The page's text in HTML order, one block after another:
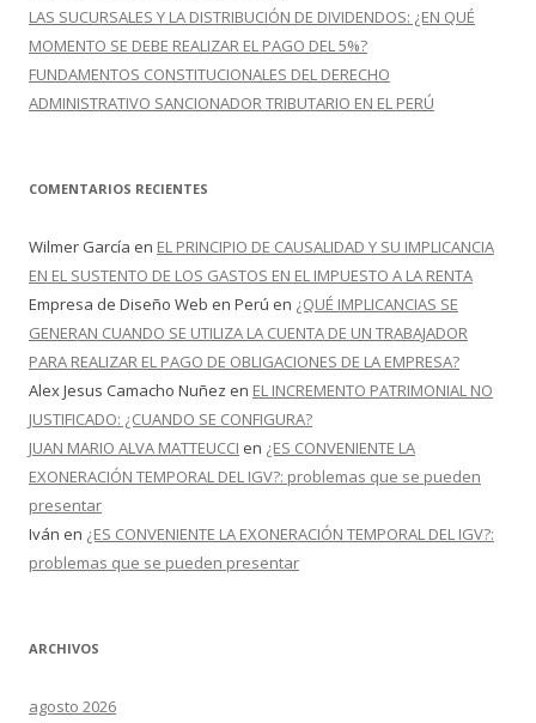
LAS SUCURSALES Y LA DISTRIBUCIÓN DE DIVIDENDOS: ¿EN QUÉ
MOMENTO SE DEBE REALIZAR EL PAGO DEL 5%?
FUNDAMENTOS CONSTITUCIONALES DEL DERECHO
ADMINISTRATIVO SANCIONADOR TRIBUTARIO EN EL PERÚ
COMENTARIOS RECIENTES
Wilmer García en EL PRINCIPIO DE CAUSALIDAD Y SU IMPLICANCIA
EN EL SUSTENTO DE LOS GASTOS EN EL IMPUESTO A LA RENTA
Empresa de Diseño Web en Perú en ¿QUÉ IMPLICANCIAS SE
GENERAN CUANDO SE UTILIZA LA CUENTA DE UN TRABAJADOR
PARA REALIZAR EL PAGO DE OBLIGACIONES DE LA EMPRESA?
Alex Jesus Camacho Nuñez en EL INCREMENTO PATRIMONIAL NO
JUSTIFICADO: ¿CUANDO SE CONFIGURA?
JUAN MARIO ALVA MATTEUCCI en ¿ES CONVENIENTE LA
EXONERACIÓN TEMPORAL DEL IGV?: problemas que se pueden
presentar
Iván en ¿ES CONVENIENTE LA EXONERACIÓN TEMPORAL DEL IGV?:
problemas que se pueden presentar
ARCHIVOS
agosto 2026